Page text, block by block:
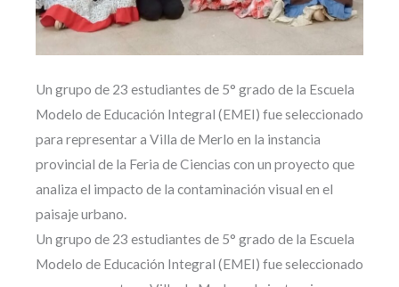
Un grupo de 23 estudiantes de 5° grado de la Escuela
Modelo de Educación Integral (EMEI) fue seleccionado
para representar a Villa de Merlo en la instancia
provincial de la Feria de Ciencias con un proyecto que
analiza el impacto de la contaminación visual en el
paisaje urbano.
Un grupo de 23 estudiantes de 5° grado de la Escuela
Modelo de Educación Integral (EMEI) fue seleccionado